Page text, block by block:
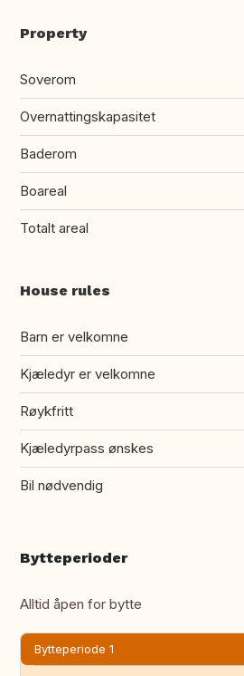
Property
Soverom
Overnattingskapasitet
Baderom
Boareal
Totalt areal
House rules
Barn er velkomne
Kjæledyr er velkomne
Røykfritt
Kjæledyrpass ønskes
Bil nødvendig
Bytteperioder
Alltid åpen for bytte
Bytteperiode 1